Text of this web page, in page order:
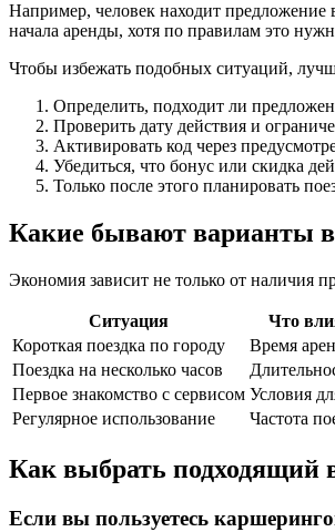
Например, человек находит предложение
начала аренды, хотя по правилам это
Чтобы избежать подобных ситуаций,
Определить, подходит ли
Проверить дату действия и
Активировать код через
Убедиться, что бонус или скидка
Только после этого планировать
Какие бывают варианты
Экономия зависит не только от наличия
Ситуация Что
Короткая поездка по городу
Время
Поездка на несколько часов
Первое знакомство с сервисом Условия
Регулярное использование
Частота
Как выбрать подходящий
Если вы пользуетесь